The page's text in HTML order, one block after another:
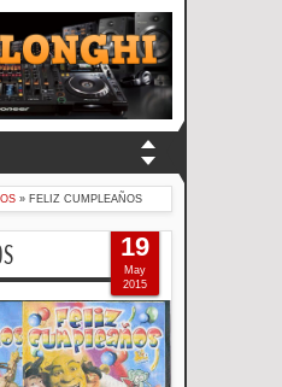
» FELIZ CUMPLEAÑOS
19
May
2015